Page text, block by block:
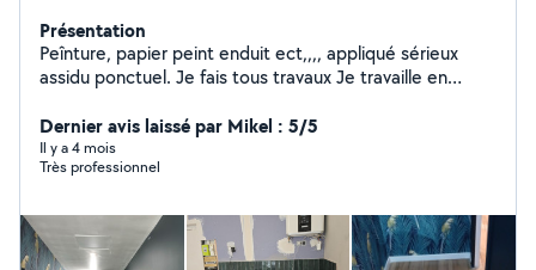
Présentation
Peînture, papier peint enduit ect,,,, appliqué sérieux
assidu ponctuel. Je fais tous travaux Je travaille en
Enduit Toile de verre Placo Peinture Ect prix correct
Peinture enduit 10 à 13 euros m2 Papier peint détapisse
Lino Pose pvc Merci de répondre aux messages que
Dernier avis laissé par Mikel : 5/5
Il y a 4 mois
Très professionnel